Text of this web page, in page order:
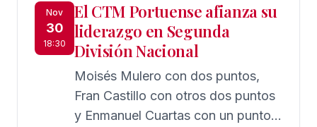
Nov
30
18:30
El CTM Portuense afianza su
liderazgo en Segunda
División Nacional
Moisés Mulero con dos puntos,
Fran Castillo con otros dos puntos
y Enmanuel Cuartas con un punto,